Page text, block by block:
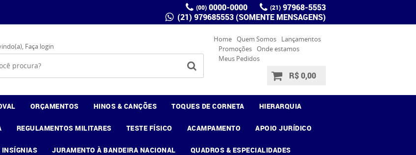
(00) 0000-0000 (21) 97968-5553
(21) 979685553 (SOMENTE MENSAGENS)
Faça login
Home Quem Somos
Lançamentos
Promoções Onde estamos
Meus Pedidos
R$ 0,00
ORÇAMENTOS HINOS & CANÇÕES TOQUES DE CORNETA HIERARQUIA
REGULAMENTOS MILITARES TESTE FÍSICO ACAMPAMENTO APOIO JURÍDICO
INSÍGNIAS JURAMENTO À BANDEIRA NACIONAL QUADROS & ESPECIALIDADES